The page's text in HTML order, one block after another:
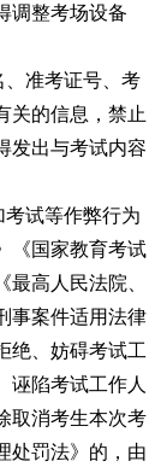
调整考场设备
、准考证号、考
关的信息，禁止
发出与考试内容
考试等作弊行为
《国家教育考试
高人民法院、
事案件适用法律
绝、妨碍考试工
诬陷考试工作人
取消考生本次考
处罚法》的，由